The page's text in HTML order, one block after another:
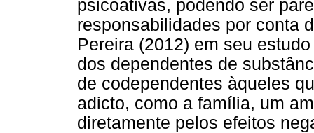
psicoativas, podendo ser
responsabilidades por conta
Pereira (2012) em seu
dos dependentes de
de codependentes àqueles
adicto, como a família, um
diretamente pelos efeitos